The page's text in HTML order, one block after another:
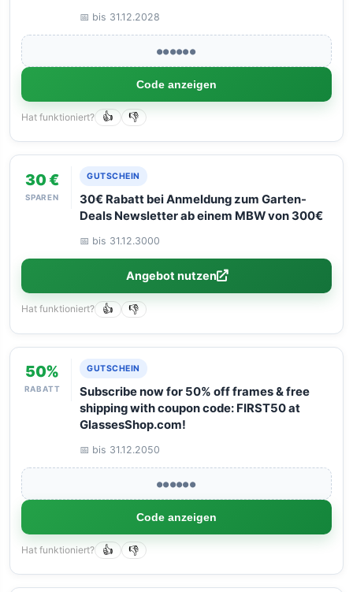
📅 bis 31.12.2028
●●●●●●
Code anzeigen
Hat funktioniert? 👍 👎
30 €
SPAREN
GUTSCHEIN
30€ Rabatt bei Anmeldung zum Garten-
Deals Newsletter ab einem MBW von 300€
📅 bis 31.12.3000
Angebot nutzen
Hat funktioniert? 👍 👎
50%
RABATT
GUTSCHEIN
Subscribe now for 50% off frames & free
shipping with coupon code: FIRST50 at
GlassesShop.com!
📅 bis 31.12.2050
●●●●●●
Code anzeigen
Hat funktioniert? 👍 👎